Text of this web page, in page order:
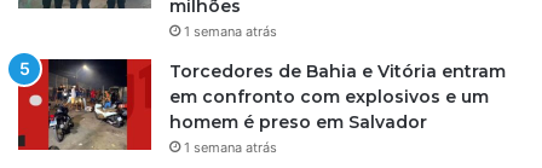
milhões
1 semana atrás
Torcedores de Bahia e Vitória entram
em confronto com explosivos e um
homem é preso em Salvador
1 semana atrás